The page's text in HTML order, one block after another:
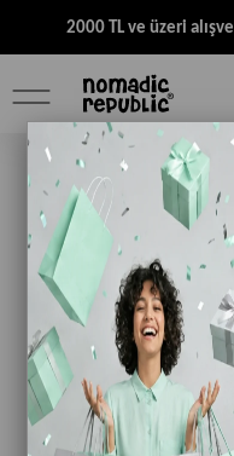
2000 TL ve üzeri